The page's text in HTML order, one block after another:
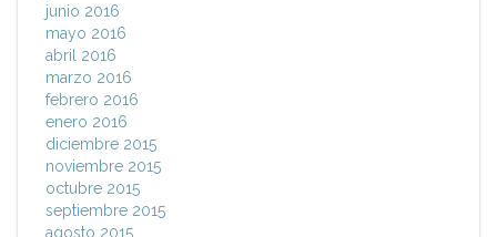
junio 2016
mayo 2016
abril 2016
marzo 2016
febrero 2016
enero 2016
diciembre 2015
noviembre 2015
octubre 2015
septiembre 2015
agosto 2015